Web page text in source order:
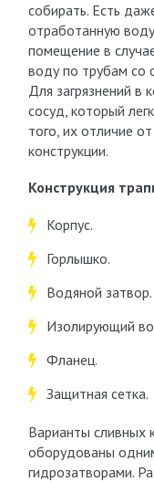
собирать. Есть
отработанную
помещение в
воду по трубам со
Для загрязнений в
сосуд, который
того, их отличие
конструкции.
Конструкция
Корпус.
Горлышко.
Водяной затвор.
Изолирующий
Фланец.
Защитная сетка.
Варианты сливных
оборудованы
гидрозатворами.